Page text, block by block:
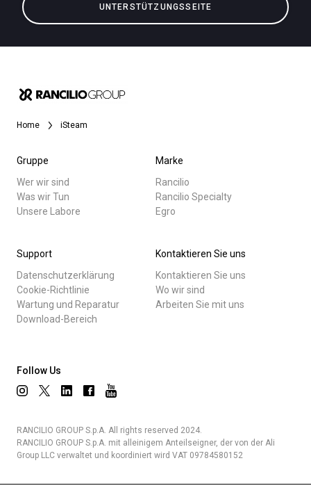
UNTERSTÜTZUNGSSEITE
Home iSteam
Gruppe
Wer wir sind
Was wir Tun
Unsere Labore
Marke
Rancilio
Rancilio Specialty
Egro
Support
Datenschutzerklärung
Cookie-Richtlinie
Wartung und Reparatur
Download-Bereich
Kontaktieren Sie uns
Kontaktieren Sie uns
Wo wir sind
Arbeiten Sie mit uns
Follow Us
RANCILIO GROUP S.p.A. All rights reserved 2024.
RANCILIO GROUP S.p.A. mit alleinigem Anteilseigner, der von der Ali
Group LLC verwaltet und koordiniert wird VAT 09784580152